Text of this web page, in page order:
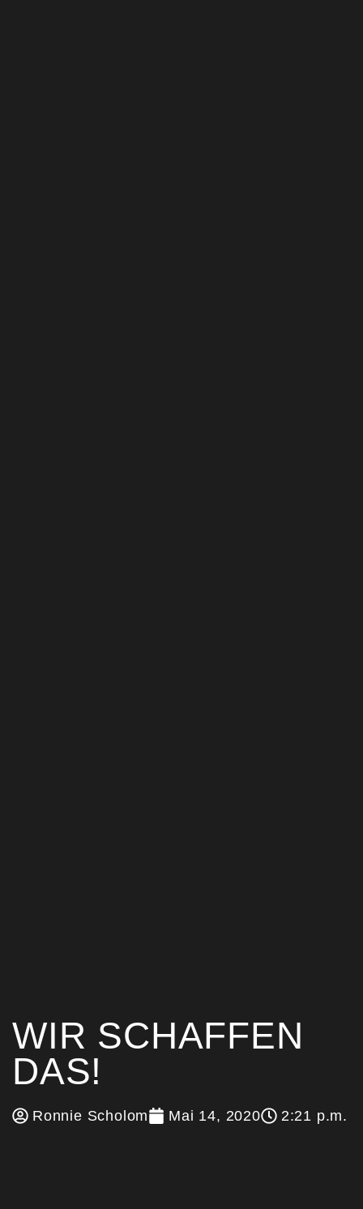
WIR SCHAFFEN
DAS!
Ronnie Scholom Mai 14, 2020 2:21 p.m.